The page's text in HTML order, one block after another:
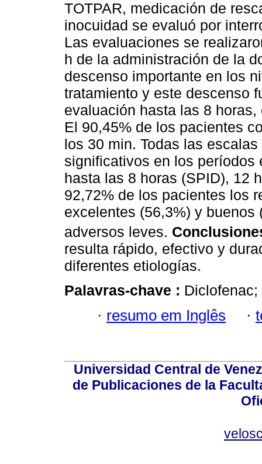
TOTPAR, medicación de
inocuidad se evaluó por
Las evaluaciones se
h de la administración de la
descenso importante en los
tratamiento y este descenso
evaluación hasta las 8
El 90,45% de los pacientes
los 30 min. Todas las
significativos en los períodos
hasta las 8 horas (SPID), 12
92,72% de los pacientes los
excelentes (56,3%) y
adversos leves.
resulta rápido, efectivo y
diferentes etiologías.
Palavras-chave :
· resumo em Inglês ·
Universidad Central de
de Publicaciones de la